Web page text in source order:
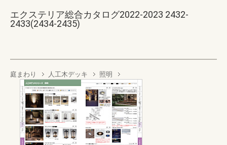
エクステリア総合カタログ2022-2023 2432-
2433(2434-2435)
庭まわり 人工木デッキ 照明